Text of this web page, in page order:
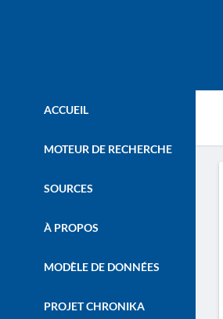
ACCUEIL
MOTEUR DE RECHERCHE
SOURCES
À PROPOS
MODÈLE DE DONNÉES
PROJET CHRONIKA